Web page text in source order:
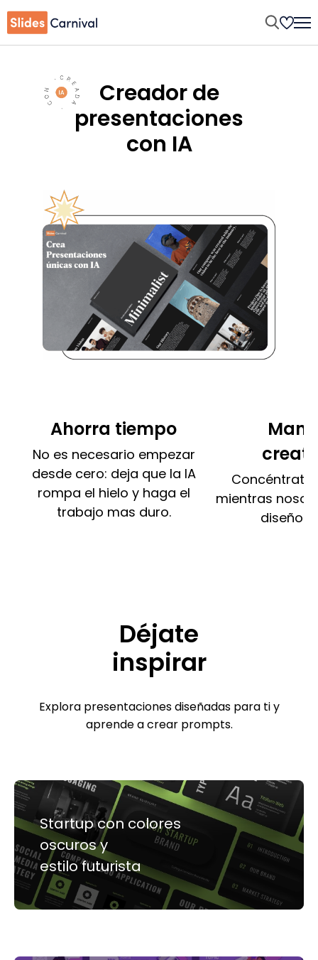
Creador de
presentaciones
con IA
Ahorra tiempo
No es necesario empezar
desde cero: deja que la IA
rompa el hielo y haga el
trabajo mas duro.
Concéntrate
mientras
diseño
Déjate
inspirar
Explora presentaciones diseñadas para ti y
aprende a crear prompts.
Startup con colores
oscuros y
estilo futurista